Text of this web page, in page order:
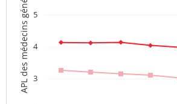
APL des médecins généralistes 3
4
5